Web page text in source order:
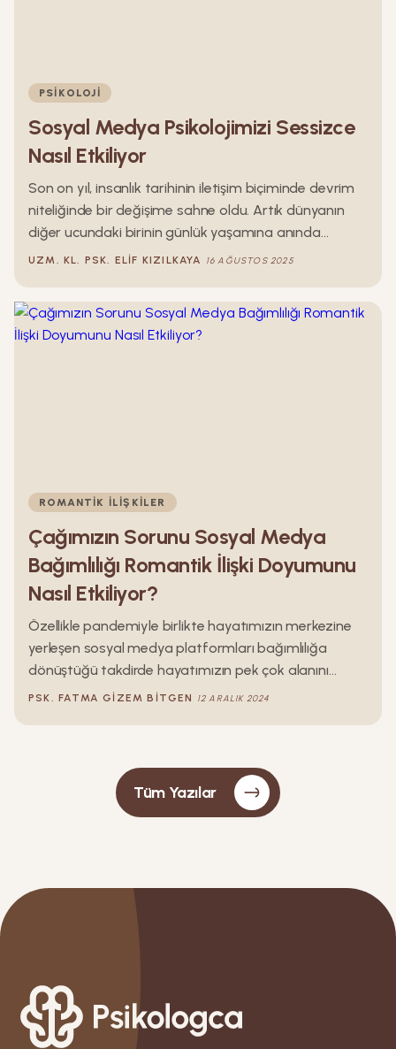
PSIKOLOJI
Sosyal Medya Psikolojimizi Sessizce
Nasıl Etkiliyor
Son on yıl, insanlık tarihinin iletişim biçiminde devrim
niteliğinde bir değişime sahne oldu. Artık dünyanın
diğer ucundaki birinin günlük yaşamına anında
tanıklık edebiliyor, tanımadığımız kişilerin başarılarını,
Sosyal medya, bu anlamda fiziksel mesafeyi
neredeyse ortadan kaldıran bir köprü işlevi görüyor.
UZM. KL. PSK. ELIF KIZILKAYA 16 AĞUSTOS 2025
ROMANTIK İLIŞKILER
Çağımızın Sorunu Sosyal Medya
Bağımlılığı Romantik İlişki Doyumunu
Nasıl Etkiliyor?
Özellikle pandemiyle birlikte hayatımızın merkezine
yerleşen sosyal medya platformları bağımlılığa
dönüştüğü takdirde hayatımızın pek çok alanını
olumsuz etkileyebileceği gibi romantik ilişkileri de
kavramlarını yakından inceleyeceğiz ve daha sağlıklı
bir ilişki için farkındalığımızı artıracağız.
PSK. FATMA GIZEM BITGEN 12 ARALIK 2024
Tüm Yazılar